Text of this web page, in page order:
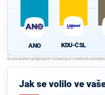
ANO KDU-ČSL
Jak se volilo ve